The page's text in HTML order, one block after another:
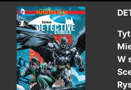
W